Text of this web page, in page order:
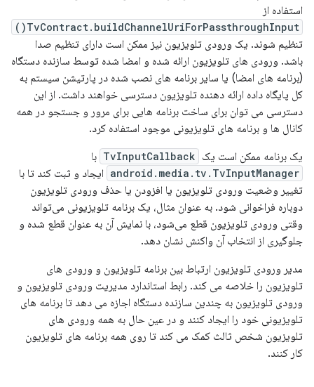
استفاده از
TvContract.buildChannelUriForPassthroughInput()
تنظیم شوند. یک ورودی تلویزیون نیز ممکن است دارای تنظیم صدا
باشد. ورودی های تلویزیون ارائه شده و امضا شده توسط سازنده دستگاه
(برنامه های امضا) یا سایر برنامه های نصب شده در پارتیشن سیستم به
کل پایگاه داده ارائه دهنده تلویزیون دسترسی خواهند داشت. از این
دسترسی می توان برای ساخت برنامه هایی برای مرور و جستجو در همه
کانال ها و برنامه های تلویزیونی موجود استفاده کرد.
یک برنامه ممکن است یک TvInputCallback با
android.media.tv.TvInputManager ایجاد و ثبت کند تا با
تغییر وضعیت ورودی تلویزیون یا افزودن یا حذف ورودی تلویزیون
دوباره فراخوانی شود. به عنوان مثال، یک برنامه تلویزیونی می‌تواند
وقتی ورودی تلویزیون قطع می‌شود، با نمایش آن به عنوان قطع شده و
جلوگیری از انتخاب آن واکنش نشان دهد.
مدیر ورودی تلویزیون ارتباط بین برنامه تلویزیون و ورودی های
تلویزیون را خلاصه می کند. رابط استاندارد مدیریت ورودی تلویزیون و
ورودی تلویزیون به چندین سازنده دستگاه اجازه می دهد تا برنامه های
تلویزیونی خود را ایجاد کنند و در عین حال به همه ورودی های
تلویزیون شخص ثالث کمک می کند تا روی همه برنامه های تلویزیون
کار کنند.